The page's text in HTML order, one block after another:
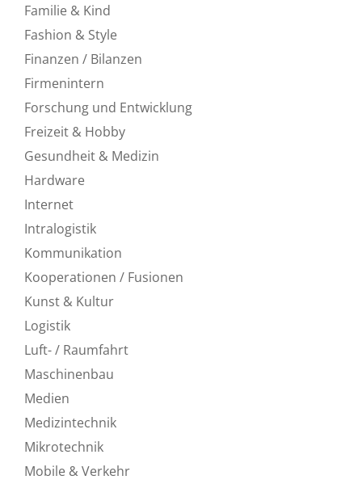
Familie & Kind
Fashion & Style
Finanzen / Bilanzen
Firmenintern
Forschung und Entwicklung
Freizeit & Hobby
Gesundheit & Medizin
Hardware
Internet
Intralogistik
Kommunikation
Kooperationen / Fusionen
Kunst & Kultur
Logistik
Luft- / Raumfahrt
Maschinenbau
Medien
Medizintechnik
Mikrotechnik
Mobile & Verkehr